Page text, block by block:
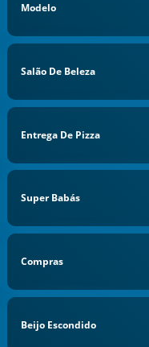
Modelo
Salão De Beleza
Entrega De Pizza
Super Babás
Compras
Beijo Escondido